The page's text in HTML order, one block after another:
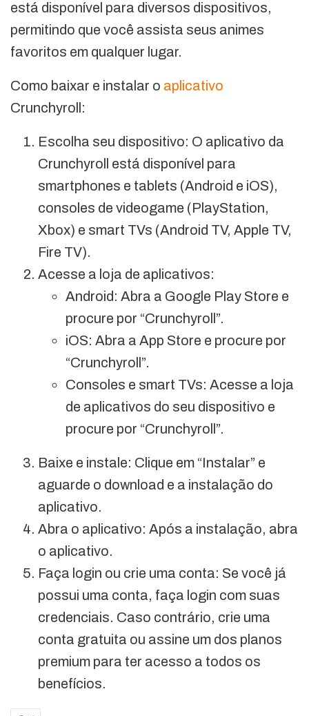
está disponível para diversos dispositivos,
permitindo que você assista seus animes
favoritos em qualquer lugar.
Como baixar e instalar o aplicativo
Crunchyroll:
Escolha seu dispositivo: O aplicativo da
Crunchyroll está disponível para
smartphones e tablets (Android e iOS),
consoles de videogame (PlayStation,
Xbox) e smart TVs (Android TV, Apple TV,
Fire TV).
Acesse a loja de aplicativos:
Android: Abra a Google Play Store e
procure por “Crunchyroll”.
iOS: Abra a App Store e procure por
“Crunchyroll”.
Consoles e smart TVs: Acesse a loja
de aplicativos do seu dispositivo e
procure por “Crunchyroll”.
Baixe e instale: Clique em “Instalar” e
aguarde o download e a instalação do
aplicativo.
Abra o aplicativo: Após a instalação, abra
o aplicativo.
Faça login ou crie uma conta: Se você já
possui uma conta, faça login com suas
credenciais. Caso contrário, crie uma
conta gratuita ou assine um dos planos
premium para ter acesso a todos os
benefícios.